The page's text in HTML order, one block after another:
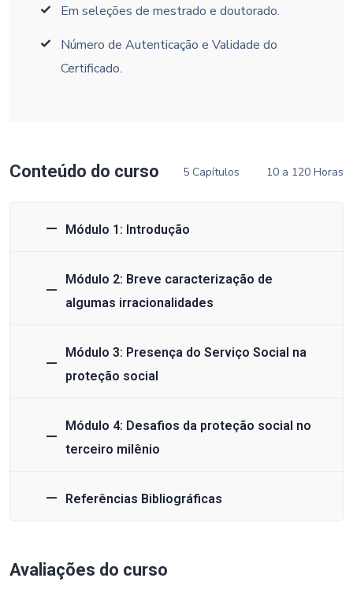
Em seleções de mestrado e doutorado.
Número de Autenticação e Validade do
Certificado.
Conteúdo do curso 5 Capítulos 10 a 120 Horas
Módulo 1: Introdução
Módulo 2: Breve caracterização de
algumas irracionalidades
Módulo 3: Presença do Serviço Social na
proteção social
Módulo 4: Desafios da proteção social no
terceiro milênio
Referências Bibliográficas
Avaliações do curso